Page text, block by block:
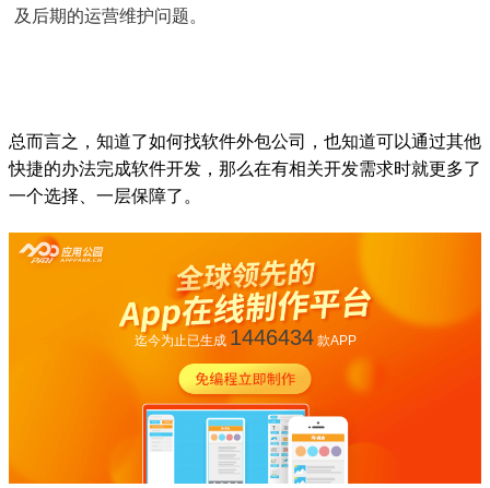
及后期的运营维护问题。
总而言之，知道了如何找软件外包公司，也知道可以通过其他
快捷的办法完成软件开发，那么在有相关开发需求时就更多了
一个选择、一层保障了。
迄今为止已生成 1446434款APP